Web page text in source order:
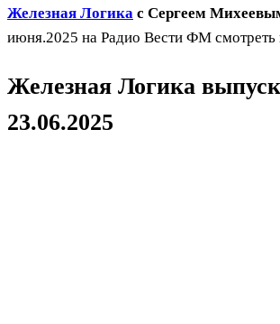
Железная Логика с Сергеем
июня.2025 на Радио Вести ФМ смотреть
Железная Логика
23.06.2025